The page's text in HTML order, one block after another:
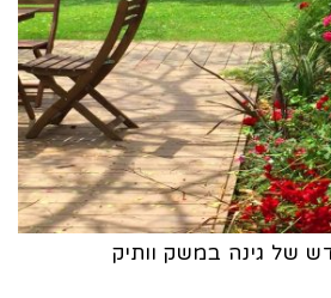
של גינה במשק וותיק